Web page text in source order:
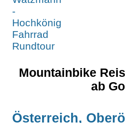
Mountainbike
ab
Österreich,